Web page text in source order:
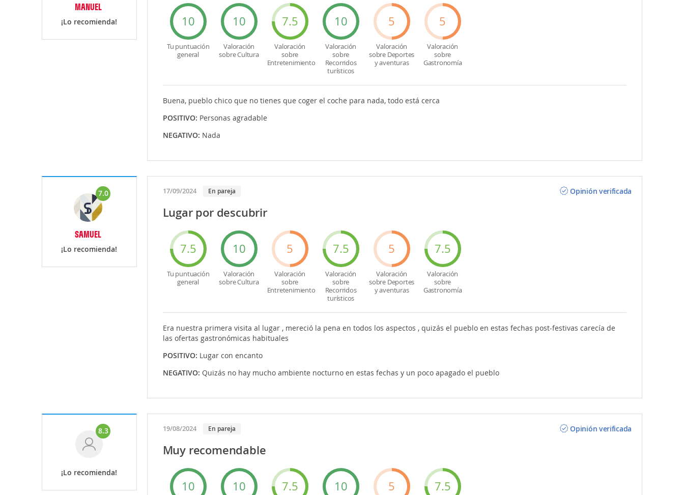
MANUEL
¡Lo recomienda! 10
Tu puntuación
general
10
Valoración
sobre Cultura
7.5
Valoración
sobre
Entretenimiento
10
Valoración
sobre
Recorridos
turísticos
5
Valoración
sobre Deportes
y aventuras
5
Valoración
sobre
Gastronomía
Buena, pueblo chico que no tienes que coger el coche para nada, todo está cerca
POSITIVO: Personas agradable
NEGATIVO: Nada
7.0
SAMUEL
¡Lo recomienda!
17/09/2024 En pareja Opinión verificada
Lugar por descubrir
7.5
Tu puntuación
general
10
Valoración
sobre Cultura
5
Valoración
sobre
Entretenimiento
7.5
Valoración
sobre
Recorridos
turísticos
5
Valoración
sobre Deportes
y aventuras
7.5
Valoración
sobre
Gastronomía
Era nuestra primera visita al lugar , mereció la pena en todos los aspectos , quizás el pueblo en estas fechas post-festivas carecía de
las ofertas gastronómicas habituales
POSITIVO: Lugar con encanto
NEGATIVO: Quizás no hay mucho ambiente nocturno en estas fechas y un poco apagado el pueblo
8.3
¡Lo recomienda!
19/08/2024 En pareja Opinión verificada
Muy recomendable
10 10 7.5 10 5 7.5